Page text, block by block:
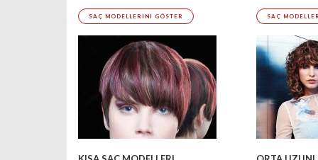
SAÇ MODELLERINI GÖSTER SAÇ